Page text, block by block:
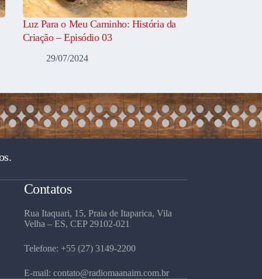
Luz Para o Meu Caminho: História da
Criação – Episódio 03
29/07/2024
Contatos
Rua Itaquari, 15, Praia de Itaparica, Vila
Velha – ES, CEP 29102-021
Telefone: +55 (27) 3149-2200
E-mail: contato@radiomaanaim.com.br